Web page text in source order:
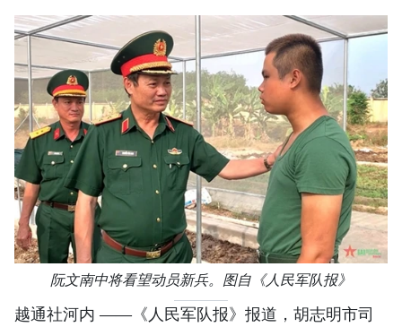
阮文南中将看望动员新兵。图自《人民军队报》
越通社河内 ——《人民军队报》报道，胡志明市司